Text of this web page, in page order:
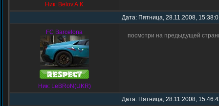
Ник: Belov.A.K
Дата: Пятница, 28.11.2008,
FC Barcelona
Ник: LeBRoN(UKR)
посмотри на предыдущей
Дата: Пятница, 28.11.2008,